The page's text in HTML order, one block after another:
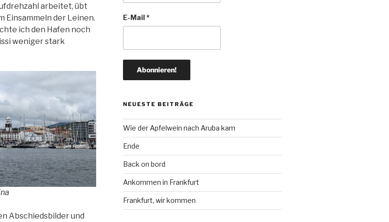
arbeitet, übt
Einsammeln der Leinen.
ich den Hafen noch
weniger stark
Abschiedsbilder und
E-Mail*
NEUESTE BEITRÄGE
Wie der Apfelwein nach Aruba kam
Ende
Back on bord
Ankommen in Frankfurt
Frankfurt, wir kommen